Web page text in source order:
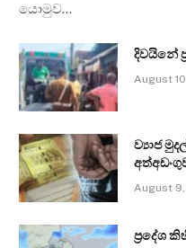
යොමුව…
දිවයිනේ
August
ව්‍යාජ
August
ප්‍රදේශ